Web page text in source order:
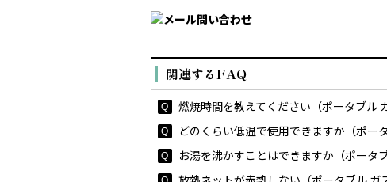
関連するFAQ
燃焼時間を教えてください（ポータブル
どのくらい低温で使用できますか（ポー
お湯を沸かすことはできますか（ポータ